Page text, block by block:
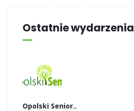
Ostatnie wydarzenia
Opolski Senior..